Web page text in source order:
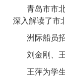
青岛市市
深入解读了市
洲际船员
刘金刚、
王萍为学